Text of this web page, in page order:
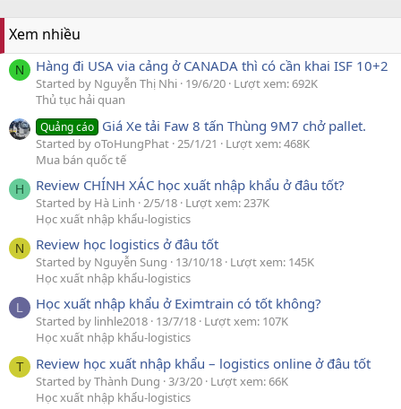
Xem nhiều
N Hàng đi USA via cảng ở CANADA thì có cần khai ISF 10+2
Started by Nguyễn Thị Nhi 19/6/20 Lượt xem: 692K
Thủ tục hải quan
Quảng cáo Giá Xe tải Faw 8 tấn Thùng 9M7 chở pallet.
Started by oToHungPhat 25/1/21
Lượt xem: 468K
Mua bán quốc tế
H Review CHÍNH XÁC học xuất nhập khẩu ở đâu tốt?
Started by Hà Linh 2/5/18 Lượt xem: 237K
Học xuất nhập khẩu-logistics
N Review học logistics ở đâu tốt
Started by Nguyễn Sung 13/10/18 Lượt xem: 145K
Học xuất nhập khẩu-logistics
L Học xuất nhập khẩu ở Eximtrain có tốt không?
Started by linhle2018 13/7/18 Lượt xem: 107K
Học xuất nhập khẩu-logistics
T Review học xuất nhập khẩu – logistics online ở đâu tốt
Started by Thành Dung 3/3/20 Lượt xem: 66K
Học xuất nhập khẩu-logistics